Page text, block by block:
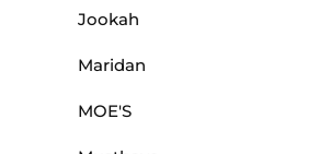
Jookah
Maridan
MOE'S